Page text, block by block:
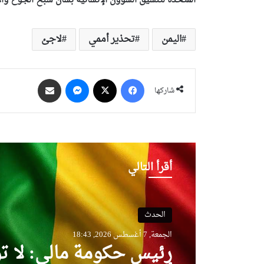
اليمن تحذير أممي لاجئ
شاركها
فيسبوك ماسنجر
أقرأ التالي
الحدث
الجمعة, 7 أغسطس 2026, 18:43
رئيس حكومة مالي: لا